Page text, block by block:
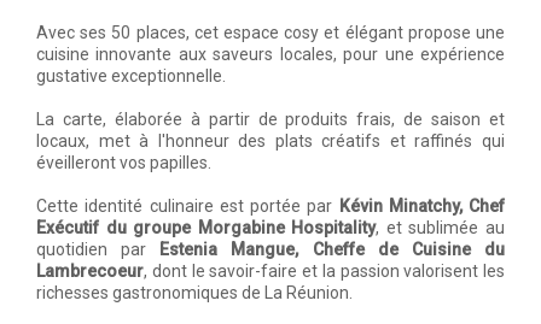
Avec ses 50 places, cet espace cosy et élégant propose une
cuisine innovante aux saveurs locales, pour une expérience
gustative exceptionnelle.
La carte, élaborée à partir de produits frais, de saison et
locaux, met à l'honneur des plats créatifs et raffinés qui
éveilleront vos papilles.
Cette identité culinaire est portée par Kévin Minatchy, Chef
Exécutif du groupe Morgabine Hospitality, et sublimée au
quotidien par
Estenia Mangue, Cheffe de Cuisine du
Lambrecoeur, dont le savoir-faire et la passion valorisent les
richesses gastronomiques de La Réunion.